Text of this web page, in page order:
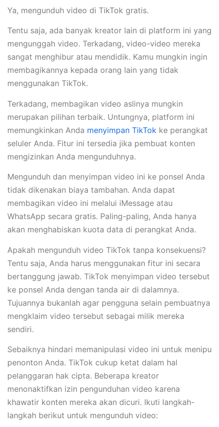
Ya, mengunduh video di TikTok gratis.
Tentu saja, ada banyak kreator lain di platform ini yang
mengunggah video. Terkadang, video-video mereka
sangat menghibur atau mendidik. Kamu mungkin ingin
membagikannya kepada orang lain yang tidak
menggunakan TikTok.
Terkadang, membagikan video aslinya mungkin
merupakan pilihan terbaik. Untungnya, platform ini
memungkinkan Anda menyimpan TikTok ke perangkat
seluler Anda. Fitur ini tersedia jika pembuat konten
mengizinkan Anda mengunduhnya.
Mengunduh dan menyimpan video ini ke ponsel Anda
tidak dikenakan biaya tambahan. Anda dapat
membagikan video ini melalui iMessage atau
WhatsApp secara gratis. Paling-paling, Anda hanya
akan menghabiskan kuota data di perangkat Anda.
Apakah mengunduh video TikTok tanpa konsekuensi?
Tentu saja, Anda harus menggunakan fitur ini secara
bertanggung jawab. TikTok menyimpan video tersebut
ke ponsel Anda dengan tanda air di dalamnya.
Tujuannya bukanlah agar pengguna selain pembuatnya
mengklaim video tersebut sebagai milik mereka
sendiri.
Sebaiknya hindari memanipulasi video ini untuk menipu
penonton Anda. TikTok cukup ketat dalam hal
pelanggaran hak cipta. Beberapa kreator
menonaktifkan izin pengunduhan video karena
khawatir konten mereka akan dicuri. Ikuti langkah-
langkah berikut untuk mengunduh video: